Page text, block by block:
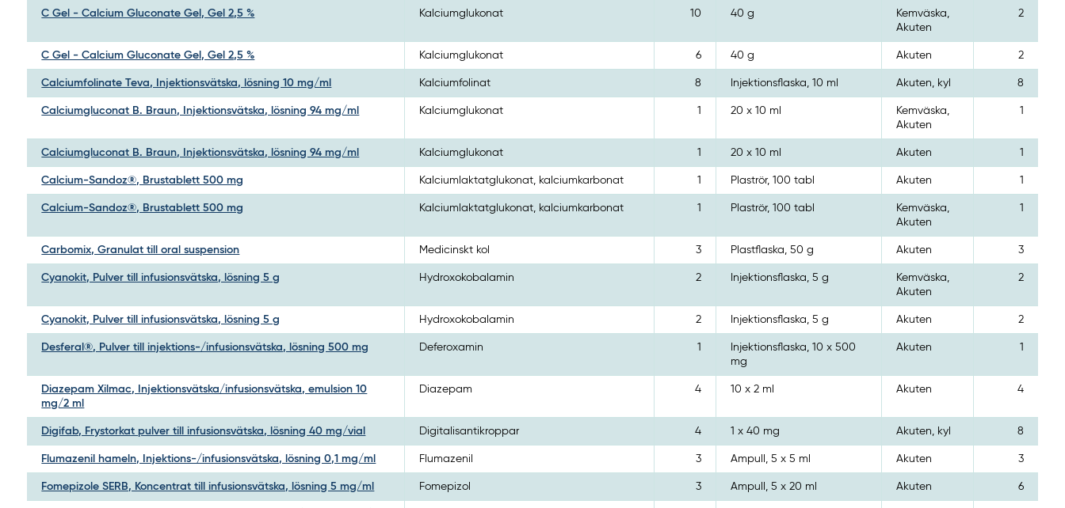
C Gel - Calcium Gluconate Gel, Gel 2,5 % Kalciumglukonat 10 40 g
Kemväska,
Akuten
2
C Gel - Calcium Gluconate Gel, Gel 2,5 % Kalciumglukonat 6 40 g Akuten 2
Calciumfolinate Teva, Injektionsvätska, lösning 10 mg/ml Kalciumfolinat 8 Injektionsflaska, 10 ml Akuten, kyl 8
Calciumgluconat B. Braun, Injektionsvätska, lösning 94 mg/ml Kalciumglukonat 1 20 x 10 ml
Kemväska,
Akuten
1
Calciumgluconat B. Braun, Injektionsvätska, lösning 94 mg/ml Kalciumglukonat 1 20 x 10 ml Akuten 1
Calcium-Sandoz®, Brustablett 500 mg Kalciumlaktatglukonat, kalciumkarbonat 1 Plaströr, 100 tabl Akuten 1
Calcium-Sandoz®, Brustablett 500 mg Kalciumlaktatglukonat, kalciumkarbonat 1 Plaströr, 100 tabl
Kemväska,
Akuten
1
Carbomix, Granulat till oral suspension Medicinskt kol 3 Plastflaska, 50 g Akuten 3
Cyanokit, Pulver till infusionsvätska, lösning 5 g Hydroxokobalamin 2 Injektionsflaska, 5 g
Kemväska,
Akuten
2
Cyanokit, Pulver till infusionsvätska, lösning 5 g Hydroxokobalamin 2 Injektionsflaska, 5 g Akuten 2
Desferal®, Pulver till injektions-/infusionsvätska, lösning 500 mg Deferoxamin 1
Injektionsflaska, 10 x 500
mg
Akuten 1
Diazepam Xilmac, Injektionsvätska/infusionsvätska, emulsion 10
mg/2 ml
Diazepam 4 10 x 2 ml Akuten 4
Digifab, Frystorkat pulver till infusionsvätska, lösning 40 mg/vial Digitalisantikroppar 4 1 x 40 mg Akuten, kyl 8
Flumazenil hameln, Injektions-/infusionsvätska, lösning 0,1 mg/ml Flumazenil 3 Ampull, 5 x 5 ml Akuten 3
Fomepizole SERB, Koncentrat till infusionsvätska, lösning 5 mg/ml Fomepizol 3 Ampull, 5 x 20 ml Akuten 6